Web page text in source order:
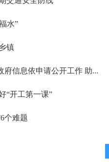
水”
镇
府信息依申请公开工作 助...
“开工第一课”
个难题